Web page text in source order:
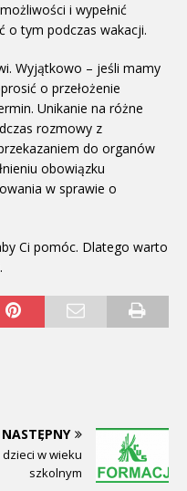
i wypełnić
o tym podczas wakacji.
Wyjątkowo – jeśli mamy
o przełożenie
Unikanie na różne
rozmowy z
do organów
obowiązku
w sprawie o
Ci pomóc. Dlatego warto
NASTĘPNY
w wieku
szkolnym